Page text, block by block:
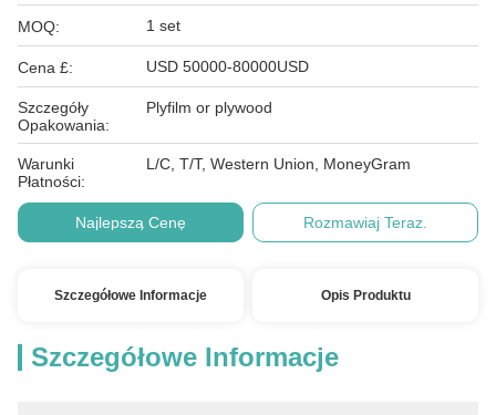
MOQ: 1 set
Cena £: USD 50000-80000USD
Szczegóły
Opakowania:
Plyfilm or plywood
Warunki
Płatności:
L/C, T/T, Western Union, MoneyGram
Najlepszą Cenę Rozmawiaj Teraz.
Szczegółowe Informacje Opis Produktu
Szczegółowe Informacje